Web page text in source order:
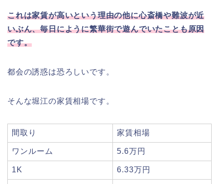
これは家賃が高いという理由の他に心斎橋や難波が近
いぶん、毎日にように繁華街で遊んでいたことも原因
です。
都会の誘惑は恐ろしいです。
そんな堀江の家賃相場です。
間取り 家賃相場
ワンルーム 5.6万円
1K 6.33万円